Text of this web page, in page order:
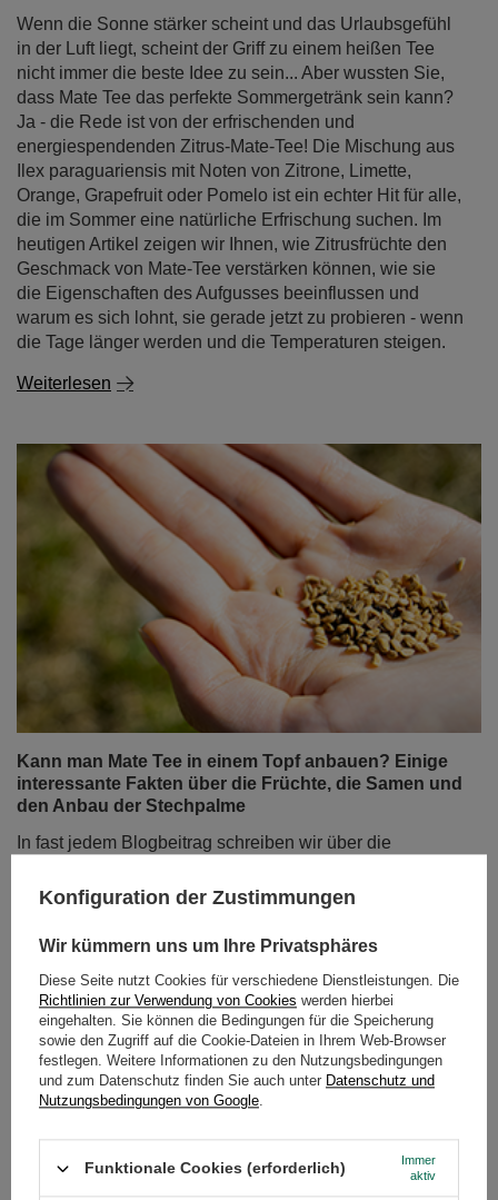
Wenn die Sonne stärker scheint und das Urlaubsgefühl
in der Luft liegt, scheint der Griff zu einem heißen Tee
nicht immer die beste Idee zu sein... Aber wussten Sie,
dass Mate Tee das perfekte Sommergetränk sein kann?
Ja - die Rede ist von der erfrischenden und
energiespendenden Zitrus-Mate-Tee! Die Mischung aus
Ilex paraguariensis mit Noten von Zitrone, Limette,
Orange, Grapefruit oder Pomelo ist ein echter Hit für alle,
die im Sommer eine natürliche Erfrischung suchen. Im
heutigen Artikel zeigen wir Ihnen, wie Zitrusfrüchte den
Geschmack von Mate-Tee verstärken können, wie sie
die Eigenschaften des Aufgusses beeinflussen und
warum es sich lohnt, sie gerade jetzt zu probieren - wenn
die Tage länger werden und die Temperaturen steigen.
Weiterlesen
Kann man Mate Tee in einem Topf anbauen? Einige
interessante Fakten über die Früchte, die Samen und
den Anbau der Stechpalme
In fast jedem Blogbeitrag schreiben wir über die
paraguariensis. Heute werden wir zur Abwechslung ein
über die Methoden ihrer Vermehrung und ihres Anbaus
Zweig zu Hause anzubauen? Die Antwort finden Sie in
diesem Artikel!
Weiterlesen
Konfiguration der Zustimmungen
Wir kümmern uns um Ihre Privatsphäres
Diese Seite nutzt Cookies für verschiedene Dienstleistungen. Die
Richtlinien zur Verwendung von Cookies werden hierbei
eingehalten. Sie können die Bedingungen für die Speicherung
sowie den Zugriff auf die Cookie-Dateien in Ihrem Web-Browser
festlegen. Weitere Informationen zu den Nutzungsbedingungen
und zum Datenschutz finden Sie auch unter Datenschutz und
Nutzungsbedingungen von Google.
Funktionale Cookies (erforderlich)
Immer
aktiv